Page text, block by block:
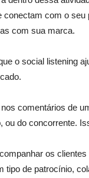
conectam com o
com sua marca.
o social listening
comentários de
ou do concorrente.
os
tipo de patrocínio,